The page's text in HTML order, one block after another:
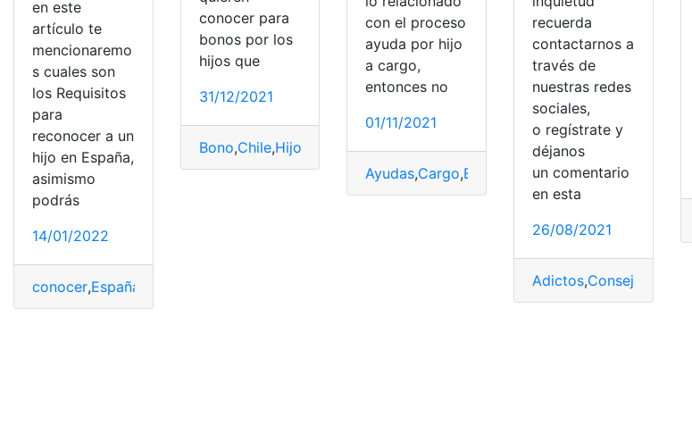
en este
artículo te
mencionaremo
s cuales son
los Requisitos
para
reconocer a un
hijo en España,
asimismo
podrás
14/01/2022
conocer,España
conocer para
bonos por los
hijos que
31/12/2021
Bono,Chile,Hijo Recibir,Requisitos,Tramitar
con el proceso
ayuda por hijo
a cargo,
entonces no
01/11/2021
Ayudas,Cargo,España Hijo,Ingreso mínimo vital
recuerda
contactarnos a
través de
nuestras redes
sociales,
o regístrate y
déjanos
un comentario
en esta
26/08/2021
Adictos,Consejos